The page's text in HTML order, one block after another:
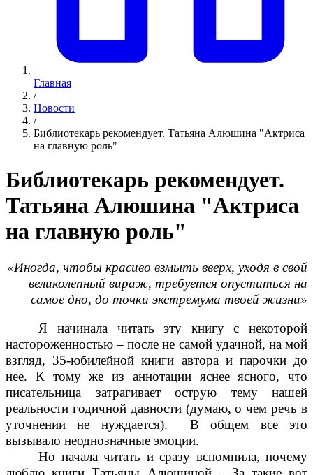
Главная
/
Новости
/
Библиотекарь рекомендует. Татьяна Алюшина "Актриса
на главную роль"
Библиотекарь рекомендует.
Татьяна Алюшина "Актриса
на главную роль"
«Иногда, чтобы красиво взмыть вверх, уходя в свой
великолепный вираж, требуется опуститься на
самое дно, до точки экстремума твоей жизни»
Я начинала читать эту книгу с некоторой
настороженностью – после не самой удачной, на мой
взгляд, 35-юбилейной книги автора и парочки до
нее. К тому же из аннотации яснее ясного, что
писательница затрагивает острую тему нашей
реальности годичной давности (думаю, о чем речь в
уточнении не нуждается). В общем все это
вызывало неоднозначные эмоции.
Но начала читать и сразу вспомнила, почему